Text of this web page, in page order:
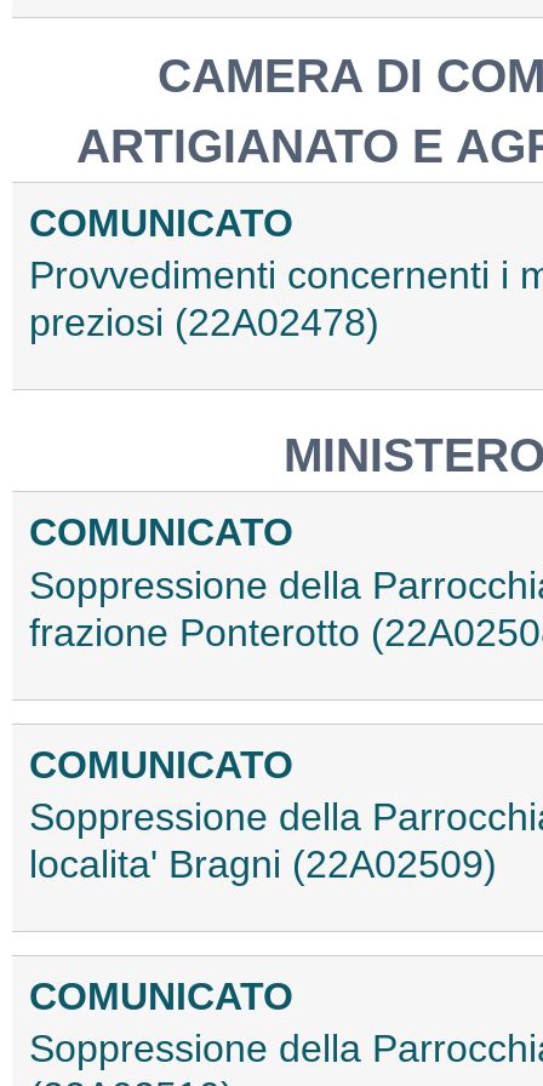
CAMERA DI
ARTIGIANATO E
COMUNICATO
Provvedimenti concernenti i
preziosi (22A02478)
COMUNICATO
Soppressione della
frazione Ponterotto
COMUNICATO
Soppressione della
localita' Bragni (22A02509)
COMUNICATO
Soppressione della